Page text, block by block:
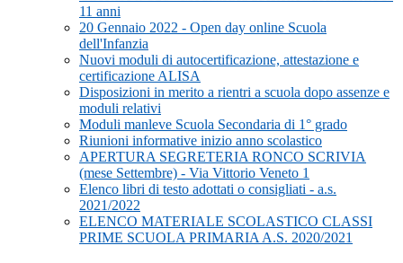
11 anni
20 Gennaio 2022 - Open day online Scuola
dell'Infanzia
Nuovi moduli di autocertificazione, attestazione e
certificazione ALISA
Disposizioni in merito a rientri a scuola dopo assenze e
moduli relativi
Moduli manleve Scuola Secondaria di 1° grado
Riunioni informative inizio anno scolastico
APERTURA SEGRETERIA RONCO SCRIVIA
(mese Settembre) - Via Vittorio Veneto 1
Elenco libri di testo adottati o consigliati - a.s.
2021/2022
ELENCO MATERIALE SCOLASTICO CLASSI
PRIME SCUOLA PRIMARIA A.S. 2020/2021